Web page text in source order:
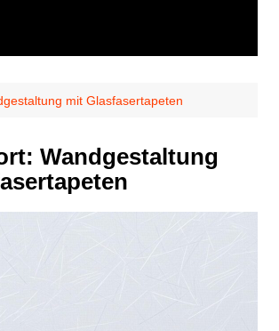
mit Glasfasertapeten
Wandgestaltung